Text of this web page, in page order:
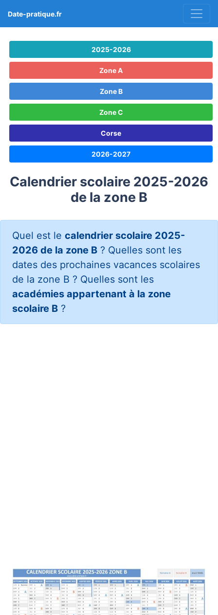
Date-pratique.fr
2025-2026
Zone A
Zone B
Zone C
Corse
2026-2027
Calendrier scolaire 2025-2026
de la zone B
Quel est le calendrier scolaire 2025-
2026 de la zone B ? Quelles sont les
dates des prochaines vacances scolaires
de la zone B ? Quelles sont les
académies appartenant à la zone
scolaire B ?